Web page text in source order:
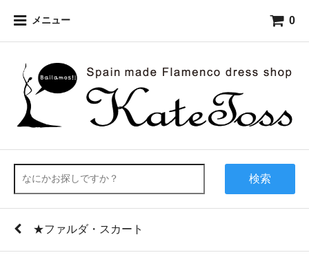
メニュー 0
検索
★ファルダ・スカート